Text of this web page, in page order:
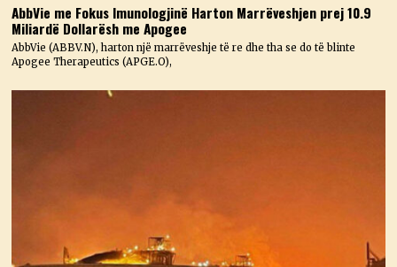
AbbVie me Fokus Imunologjinë Harton Marrëveshjen prej 10.9
Miliardë Dollarësh me Apogee
AbbVie (ABBV.N), harton një marrëveshje të re dhe tha se do të blinte
Apogee Therapeutics (APGE.O),